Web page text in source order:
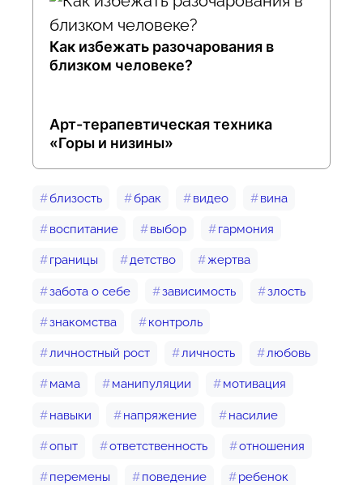
Как избежать разочарования в
близком человеке?
Арт-терапевтическая техника
«Горы и низины»
близость брак видео вина
воспитание выбор гармония
границы детство жертва
забота о себе зависимость злость
знакомства контроль
личностный рост личность любовь
мама манипуляции мотивация
навыки напряжение насилие
опыт ответственность отношения
перемены поведение ребенок